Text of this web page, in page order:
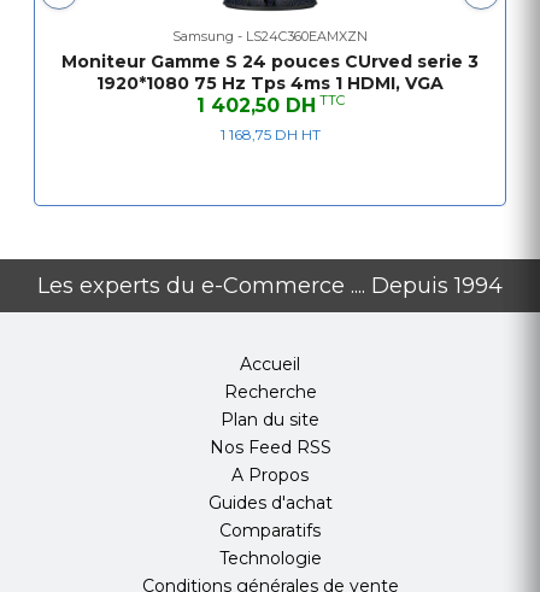
Samsung - LS24C360EAMXZN
Moniteur Gamme S 24 pouces CUrved serie 3
1920*1080 75 Hz Tps 4ms 1 HDMI, VGA
1 402,50 DH TTC
1 168,75 DH HT
Les experts du e-Commerce .... Depuis 1994
Accueil
Recherche
Plan du site
Nos Feed RSS
A Propos
Guides d'achat
Comparatifs
Technologie
Conditions générales de vente